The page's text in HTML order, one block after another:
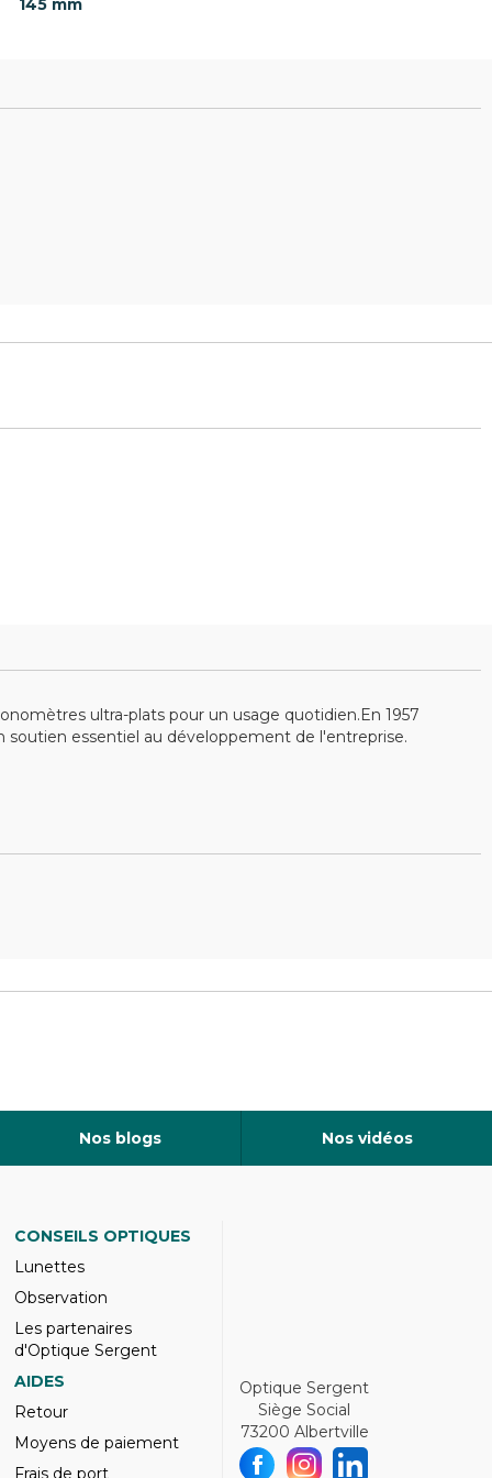
145 mm
ultra-plats pour un usage quotidien.En 1957
soutien essentiel au développement de l'entreprise.
Nos blogs Nos vidéos
CONSEILS OPTIQUES
Lunettes
Observation
Les partenaires
d'Optique Sergent
AIDES
Retour
Moyens de paiement
Frais de port
Optique Sergent
Siège Social
73200 Albertville